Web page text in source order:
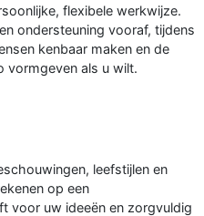
flexibele werkwijze.
ondersteuning vooraf, tijdens
kenbaar maken en de
vormgeven als u wilt.
leefstijlen en
op een
voor uw ideeën en zorgvuldig